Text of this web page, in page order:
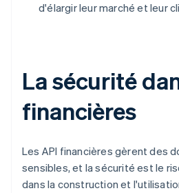
d'élargir leur marché et leur
La sécurité
financières
Les API financières gèrent des
sensibles, et la sécurité est le
dans la construction et